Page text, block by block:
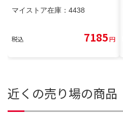
マイストア在庫： 4438
税込 7185円
近くの売り場の商品